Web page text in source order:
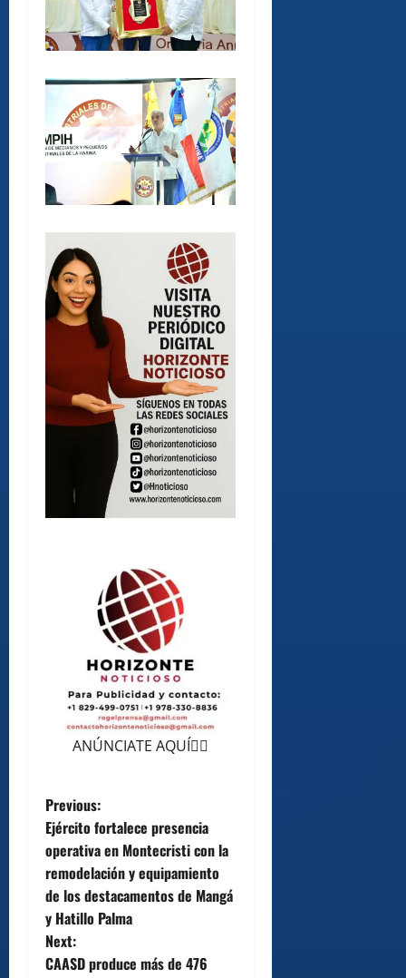
ANÚNCIATE AQUÍ👆🏻
P
o
s
t
n
Previous:
Ejército fortalece presencia
operativa en Montecristi con la
remodelación y equipamiento
de los destacamentos de Mangá
y Hatillo Palma
Next:
CAASD produce más de 476